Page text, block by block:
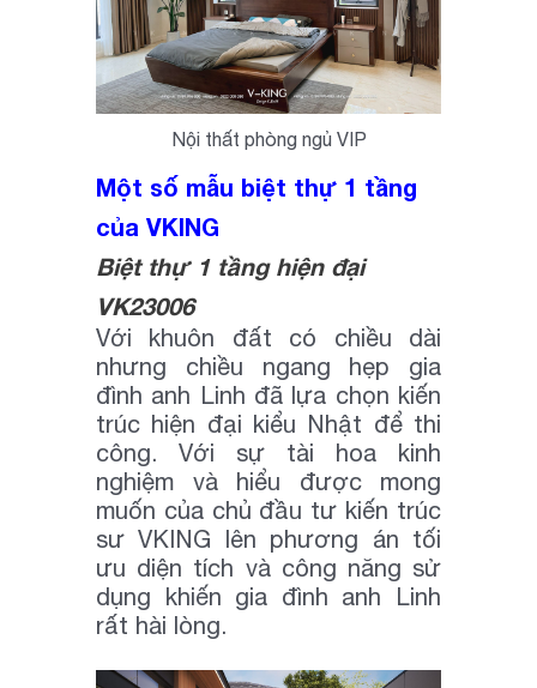
Nội thất phòng ngủ VIP
Một số mẫu biệt thự 1 tầng
của VKING
Biệt thự 1 tầng hiện đại
VK23006
Với khuôn đất có chiều dài
nhưng chiều ngang hẹp gia
đình anh Linh đã lựa chọn kiến
trúc hiện đại kiểu Nhật để thi
công. Với sự tài hoa kinh
nghiệm và hiểu được mong
muốn của chủ đầu tư kiến trúc
sư VKING lên phương án tối
ưu diện tích và công năng sử
dụng khiến gia đình anh Linh
rất hài lòng.